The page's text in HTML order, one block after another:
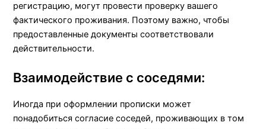
регистрацию, могут провести проверку вашего
фактического проживания. Поэтому важно, чтобы
предоставленные документы соответствовали
действительности.
Взаимодействие с соседями:
Иногда при оформлении прописки может
понадобиться согласие соседей, проживающих в том